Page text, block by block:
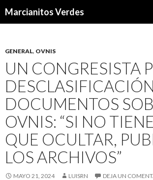
Marcianitos Verdes
GENERAL, OVNIS
UN CONGRESISTA
DOCUMENTOS
OVNIS: “SI NO
QUE OCULTAR,
LOS ARCHIVOS”
MAYO 21, 2024 LUISRN DEJA UN